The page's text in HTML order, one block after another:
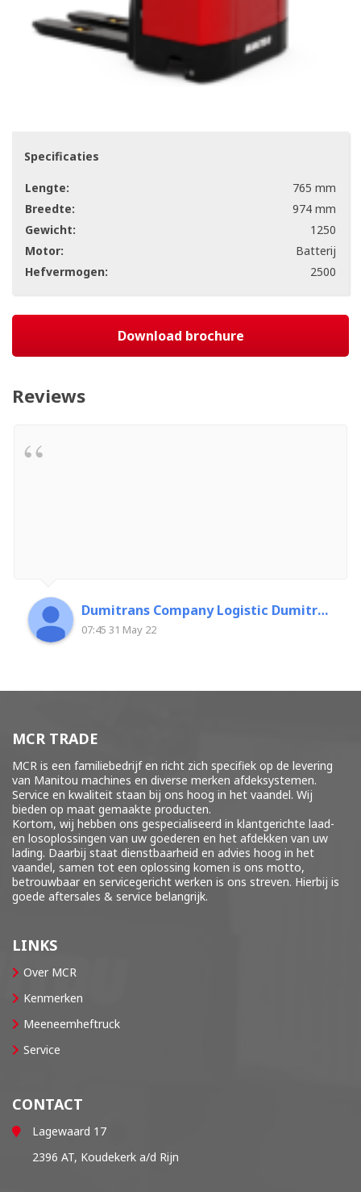
Specificaties
Lengte:
765 mm
Breedte:
974 mm
Gewicht:
1250
Motor:
Batterij
Hefvermogen:
2500
Download brochure
Reviews
Dumitrans Company Logistic Dumitrascu Florin
07:45 31 May 22
MCR TRADE
MCR is een familiebedrijf en richt zich specifiek op de levering
van Manitou machines en diverse merken afdeksystemen.
Service en kwaliteit staan bij ons hoog in het vaandel. Wij
bieden op maat gemaakte producten.
Kortom, wij hebben ons gespecialiseerd in klantgerichte laad-
en losoplossingen van uw goederen en het afdekken van uw
lading. Daarbij staat dienstbaarheid en advies hoog in het
vaandel, samen tot een oplossing komen is ons motto,
betrouwbaar en servicegericht werken is ons streven. Hierbij is
goede aftersales & service belangrijk.
LINKS
Over MCR
Kenmerken
Meeneemheftruck
Service
CONTACT
Lagewaard 17
2396 AT, Koudekerk a/d Rijn